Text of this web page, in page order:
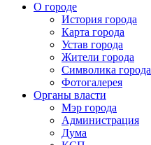
О городе
История города
Карта города
Устав города
Жители города
Символика города
Фотогалерея
Органы власти
Мэр города
Администрация
Дума